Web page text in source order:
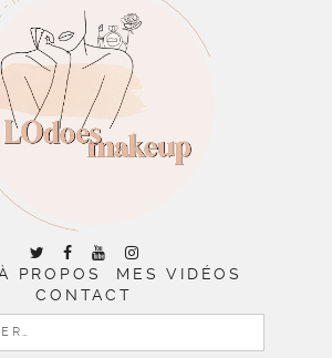
PROPOS
MES VIDÉOS
CONTACT
RECHERCHER :